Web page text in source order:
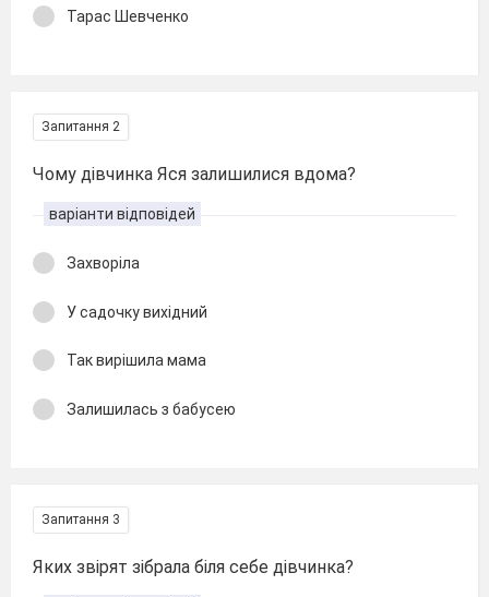
Тарас Шевченко
Запитання 2
Чому дівчинка Яся залишилися вдома?
варіанти відповідей
Захворіла
У садочку вихідний
Так вирішила мама
Залишилась з бабусею
Запитання 3
Яких звірят зібрала біля себе дівчинка?